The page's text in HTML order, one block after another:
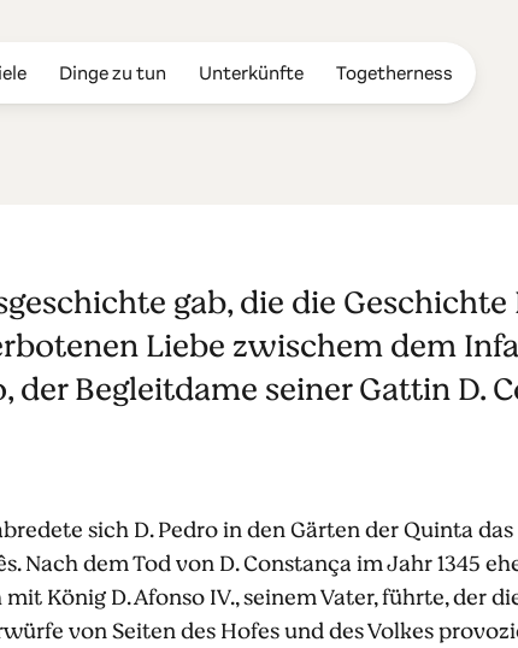
Dinge zu tun Unterkünfte Togetherness
einegab, die die
Liebe zwischem dem
der Begleitdame seiner Gattin D.
sich D. Pedro in den Gärten der Quinta
Nach dem Tod von D. Constança im Jahr 1345
König D. Afonso IV., seinem Vater, führte, der
von Seiten des Hofes und des Volkes